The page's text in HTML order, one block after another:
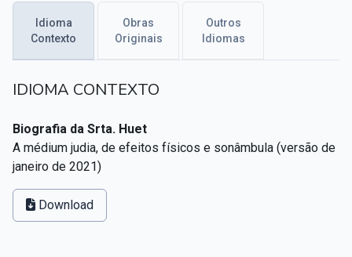
Hippolyte Léon Denizard Rivail
Textos citados em O Livro dos Médiuns
CSI - Imagens e registros históricos do espiritismo
Idioma
Contexto
Obras
Originais
Outros
Idiomas
IDIOMA CONTEXTO
Biografia da Srta. Huet
A médium judia, de efeitos físicos e sonâmbula (versão de
janeiro de 2021)
Download